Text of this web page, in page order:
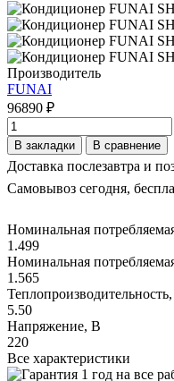
Производитель
FUNAI
96890 ₽
В закладки
В сравнение
Доставка послезавтра и
Самовывоз сегодня,
Номинальная
1.499
Номинальная
1.565
5.50
Напряжение, В
220
Все характеристики